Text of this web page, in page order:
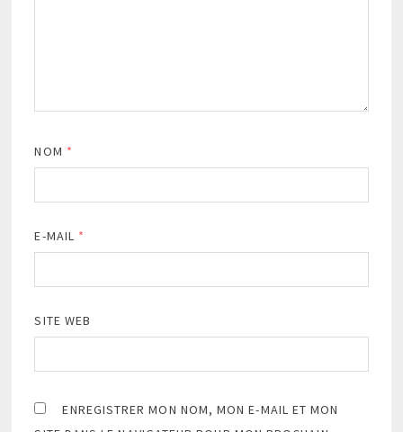
NOM *
E-MAIL *
SITE WEB
ENREGISTRER MON NOM, MON E-MAIL ET MON